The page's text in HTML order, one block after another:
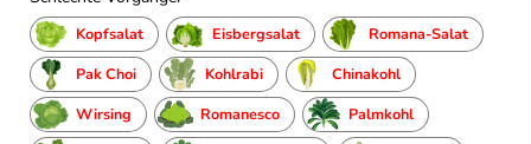
Kopfsalat Eisbergsalat
Romana-Salat
Pak Choi
Kohlrabi
Chinakohl
Wirsing
Romanesco
Palmkohl